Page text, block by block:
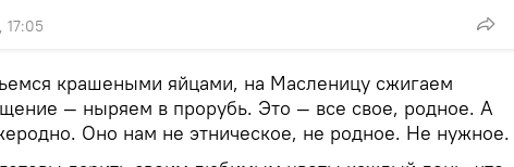
17:05
крашеными яйцами, на Масленицу сжигаем
— ныряем в прорубь. Это — все свое, родное. А
Оно нам не этническое, не родное. Не нужное.